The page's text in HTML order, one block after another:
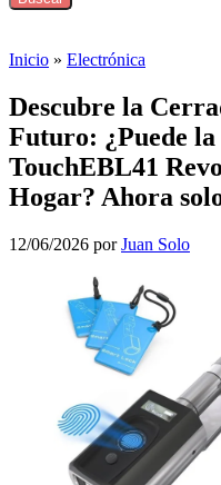
Inicio » Electrónica
Descubre la
Futuro: ¿Puede
TouchEBL41
Hogar? Ahora
12/06/2026 porJuan Solo